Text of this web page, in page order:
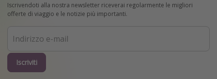
Iscrivendoti alla nostra newsletter riceverai regolarmente le migliori
offerte di viaggio e le notizie più importanti.
Iscriviti